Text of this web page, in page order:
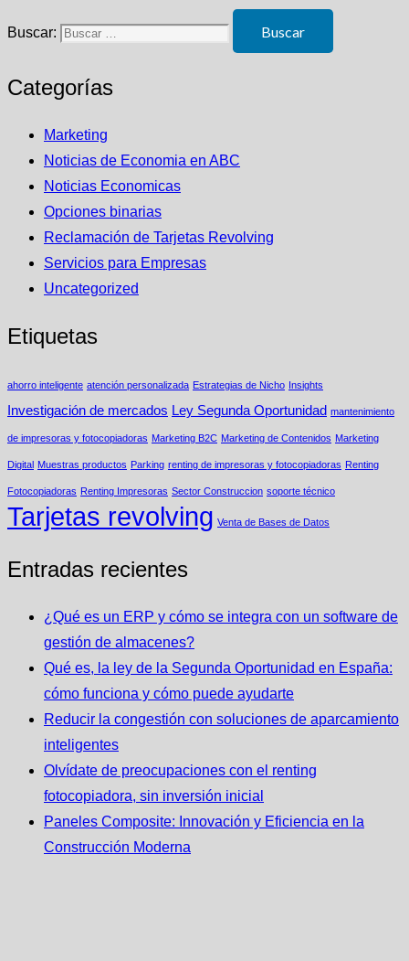
Buscar:
Categorías
Marketing
Noticias de Economia en ABC
Noticias Economicas
Opciones binarias
Reclamación de Tarjetas Revolving
Servicios para Empresas
Uncategorized
Etiquetas
ahorro inteligente atención personalizada Estrategias de Nicho Insights
Investigación de mercados Ley Segunda Oportunidad mantenimiento
de impresoras y fotocopiadoras Marketing B2C Marketing de Contenidos Marketing
Digital Muestras productos Parking renting de impresoras y fotocopiadoras Renting
Fotocopiadoras Renting Impresoras Sector Construccion soporte técnico
Tarjetas revolving Venta de Bases de Datos
Entradas recientes
¿Qué es un ERP y cómo se integra con un software de
gestión de almacenes?
Qué es, la ley de la Segunda Oportunidad en España:
cómo funciona y cómo puede ayudarte
Reducir la congestión con soluciones de aparcamiento
inteligentes
Olvídate de preocupaciones con el renting
fotocopiadora, sin inversión inicial
Paneles Composite: Innovación y Eficiencia en la
Construcción Moderna